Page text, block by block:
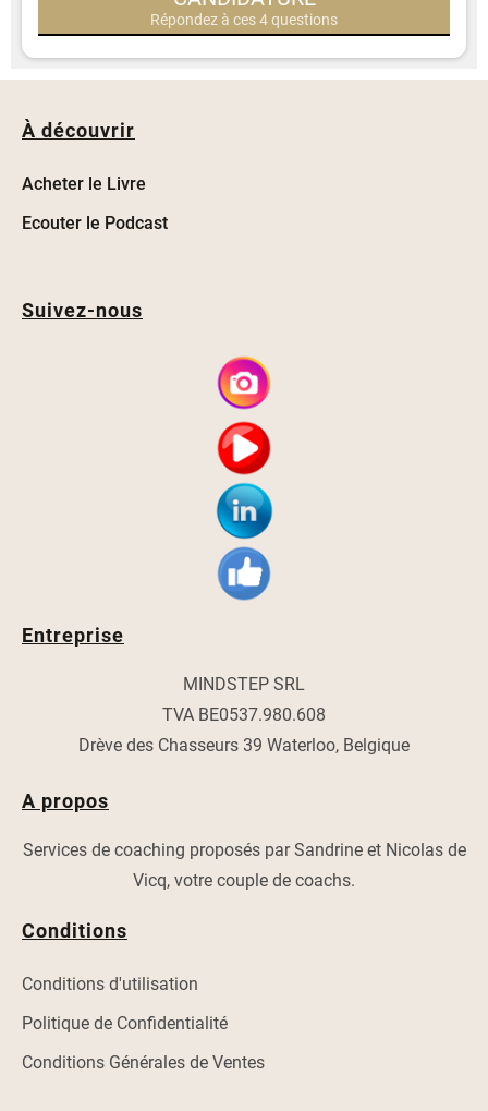
Répondez à ces 4 questions
À découvrir
Acheter le Livre
Ecouter le Podcast
Suivez-nous
Entreprise
MINDSTEP SRL
TVA BE0537.980.608
Drève des Chasseurs 39 Waterloo, Belgique
A propos
Services de coaching proposés par Sandrine et Nicolas de
Vicq, votre couple de coachs.
Conditions
Conditions d'utilisation
Politique de Confidentialité
Conditions Générales de Ventes